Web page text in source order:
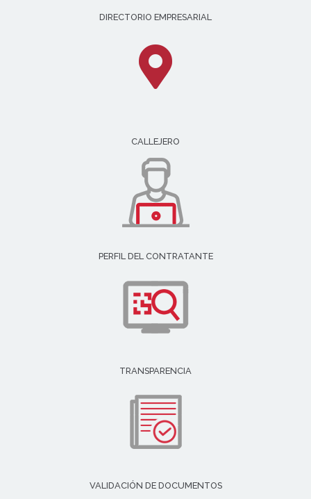
DIRECTORIO EMPRESARIAL
CALLEJERO
PERFIL DEL CONTRATANTE
TRANSPARENCIA
VALIDACIÓN DE DOCUMENTOS